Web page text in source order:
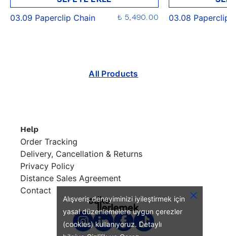
Alışveriş deneyiminizi iyileştirmek için
yasal düzenlemelere uygun çerezler
(cookies) kullanıyoruz. Detaylı
03.09 Paperclip Chain
₺ 5,490.00
03.08
All Products
Help
Order Tracking
Delivery, Cancellation & Returns
Privacy Policy
Distance Sales Agreement
Contact